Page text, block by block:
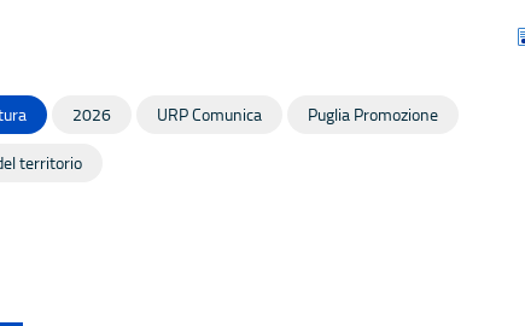
2026 URP Comunica Puglia Promozione
territorio